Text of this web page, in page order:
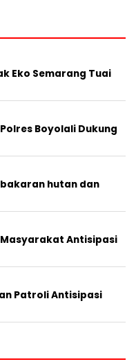
Eko Semarang Tuai
Boyolali Dukung
hutan dan
Masyarakat Antisipasi
Patroli Antisipasi